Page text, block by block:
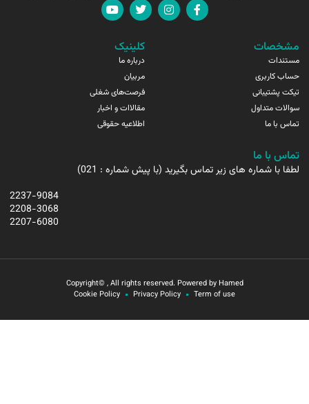
مشخصات
مستندات
حساب کاربری
تیکت پشتیبانی
سوالات متداول
تماس با ما
کلینیک
درباره ما
مربیان
فرصت‌های شغلی
مقالاات و اخبار
اطلاعیه حقوقی
تماس با ما
لطفا با شماره های زیر تماس بگیرید (با پیش شماره : 021)
2237-9084
2208-3068
2207-6080
Copyright© , All rights reserved. Powered by Hamed
Term of use
Privacy Policy
Cookie Policy